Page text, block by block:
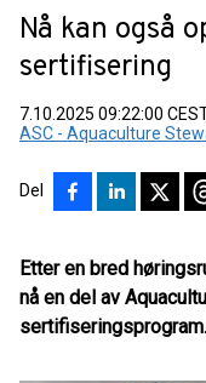
Nå kan også
sertifisering
7.10.2025 09:22:00
ASC - Aquaculture
Del
Etter en bred
nå en del av
sertifiseringsprogram.